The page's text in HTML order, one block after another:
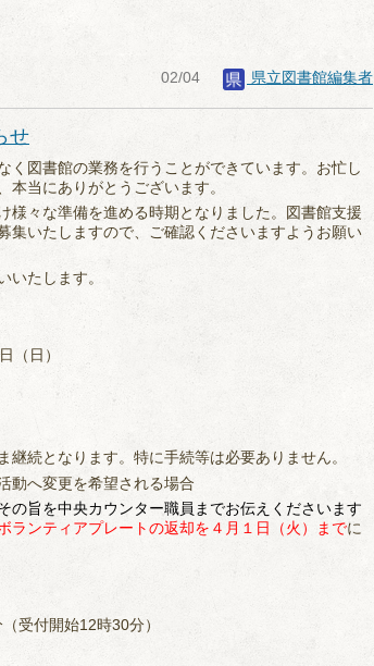
02/04 県立図書館編集者
せ
く図書館の業務を行うことができています。お忙し
当にありがとうございます。
様々な準備を進める時期となりました。図書館支援
集いたしますので、ご確認くださいますようお願い
いたします。
（日）
続となります。特に手続等は必要ありません。
動へ変更を希望される場合
の旨を中央カウンター職員までお伝えくださいます
ランティアプレートの返却を４月１日（火）までに
受付開始12時30分）